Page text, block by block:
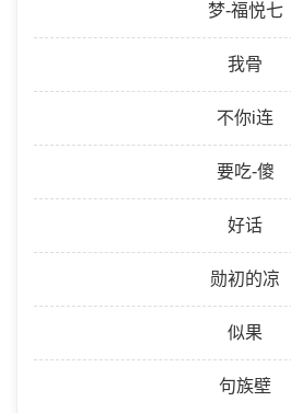
梦-福悦七
我骨
不你i连
要吃-傻
好话
勋初的凉
似果
句族壁